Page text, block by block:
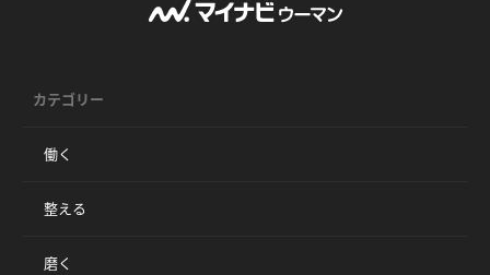
カテゴリー
働く
整える
磨く